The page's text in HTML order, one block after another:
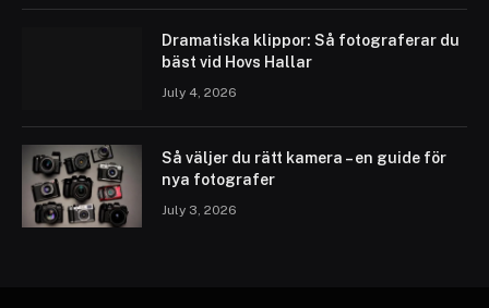
Dramatiska klippor: Så fotograferar du
bäst vid Hovs Hallar
July 4, 2026
Så väljer du rätt kamera – en guide för
nya fotografer
July 3, 2026